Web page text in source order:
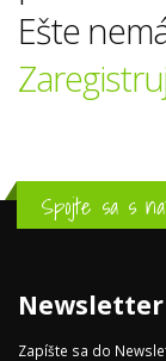
Ešte
Spojte sa s
Newsletter
Zapíšte sa do